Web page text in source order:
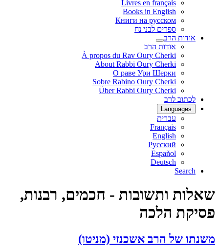
Livres en français
Books in English
Книги на русском
ספרים לבני נח
אודות הרב
אודות הרב
À propos du Rav Oury Cherki
About Rabbi Oury Cherki
О раве Ури Шерки
Sobre Rabino Oury Cherki
Über Rabbi Oury Cherki
לכתוב לרב
Languages
עברית
Français
English
Русский
Español
Deutsch
Search
שאלות ותשובות - חכמים, רבנות,
פסיקת הלכה
משנתו של הרב אשכנזי (מניטו)